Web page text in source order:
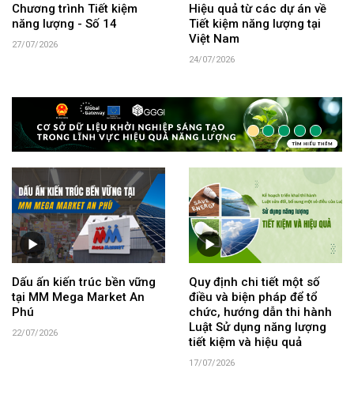
Chương trình Tiết kiệm
năng lượng - Số 14
27/07/2026
Hiệu quả từ các dự án về
Tiết kiệm năng lượng tại
Việt Nam
24/07/2026
Dấu ấn kiến trúc bền vững
tại MM Mega Market An
Phú
22/07/2026
Quy định chi tiết một số
điều và biện pháp để tổ
chức, hướng dẫn thi hành
Luật Sử dụng năng lượng
tiết kiệm và hiệu quả
17/07/2026